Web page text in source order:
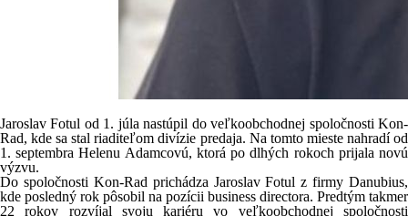
Jaroslav Fotul od 1. júla nastúpil do veľkoobchodnej spoločnosti Kon-
Rad, kde sa stal riaditeľom divízie predaja. Na tomto mieste nahradí od
1. septembra Helenu Adamcovú, ktorá po dlhých rokoch prijala novú
výzvu.
Do spoločnosti Kon-Rad prichádza Jaroslav Fotul z firmy Danubius,
kde posledný rok pôsobil na pozícii business directora. Predtým takmer
22 rokov rozvíjal svoju kariéru vo veľkoobchodnej spoločnosti